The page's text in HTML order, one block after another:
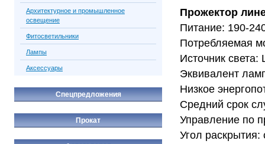
Прожектор
Питание: 190-
Потребляемая
Источник
Эквивалент
Низкое
Средний срок
Управление по
Угол раскрытия:
Архитектурное и промышленное
освещение
Фитосветильники
Лампы
Аксессуары
Спецпредложения
Прокат